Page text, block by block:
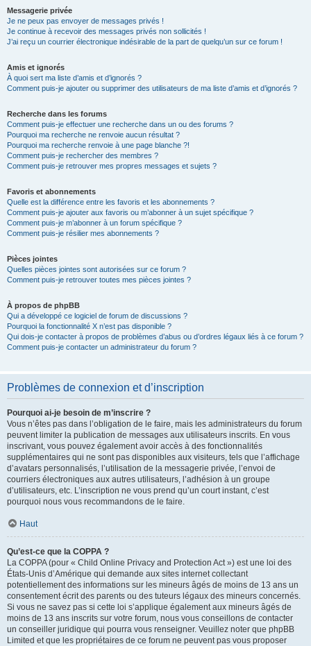
Messagerie privée
Je ne peux pas envoyer de messages privés !
Je continue à recevoir des messages privés non sollicités !
J’ai reçu un courrier électronique indésirable de la part de quelqu’un sur ce forum !
Amis et ignorés
À quoi sert ma liste d’amis et d’ignorés ?
Comment puis-je ajouter ou supprimer des utilisateurs de ma liste d’amis et d’ignorés ?
Recherche dans les forums
Comment puis-je effectuer une recherche dans un ou des forums ?
Pourquoi ma recherche ne renvoie aucun résultat ?
Pourquoi ma recherche renvoie à une page blanche ?!
Comment puis-je rechercher des membres ?
Comment puis-je retrouver mes propres messages et sujets ?
Favoris et abonnements
Quelle est la différence entre les favoris et les abonnements ?
Comment puis-je ajouter aux favoris ou m’abonner à un sujet spécifique ?
Comment puis-je m’abonner à un forum spécifique ?
Comment puis-je résilier mes abonnements ?
Pièces jointes
Quelles pièces jointes sont autorisées sur ce forum ?
Comment puis-je retrouver toutes mes pièces jointes ?
À propos de phpBB
Qui a développé ce logiciel de forum de discussions ?
Pourquoi la fonctionnalité X n’est pas disponible ?
Qui dois-je contacter à propos de problèmes d’abus ou d’ordres légaux liés à ce forum ?
Comment puis-je contacter un administrateur du forum ?
Problèmes de connexion et d’inscription
Pourquoi ai-je besoin de m’inscrire ?
Vous n’êtes pas dans l’obligation de le faire, mais les administrateurs du forum
peuvent limiter la publication de messages aux utilisateurs inscrits. En vous
inscrivant, vous pouvez également avoir accès à des fonctionnalités
supplémentaires qui ne sont pas disponibles aux visiteurs, tels que l’affichage
d’avatars personnalisés, l’utilisation de la messagerie privée, l’envoi de
courriers électroniques aux autres utilisateurs, l’adhésion à un groupe
d’utilisateurs, etc. L’inscription ne vous prend qu’un court instant, c’est
pourquoi nous vous recommandons de le faire.
Haut
Qu’est-ce que la COPPA ?
La COPPA (pour « Child Online Privacy and Protection Act ») est une loi des
États-Unis d’Amérique qui demande aux sites internet collectant
potentiellement des informations sur les mineurs âgés de moins de 13 ans un
consentement écrit des parents ou des tuteurs légaux des mineurs concernés.
Si vous ne savez pas si cette loi s’applique également aux mineurs âgés de
moins de 13 ans inscrits sur votre forum, nous vous conseillons de contacter
un conseiller juridique qui pourra vous renseigner. Veuillez noter que phpBB
Limited et que les propriétaires de ce forum ne peuvent pas vous proposer